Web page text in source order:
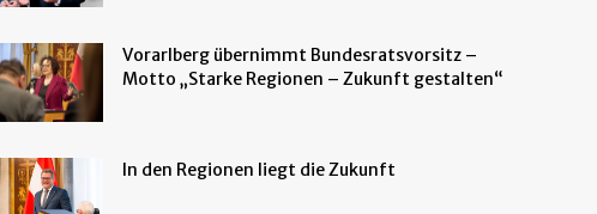
Vorarlberg übernimmt Bundesratsvorsitz –
Motto „Starke Regionen – Zukunft gestalten“
In den Regionen liegt die Zukunft